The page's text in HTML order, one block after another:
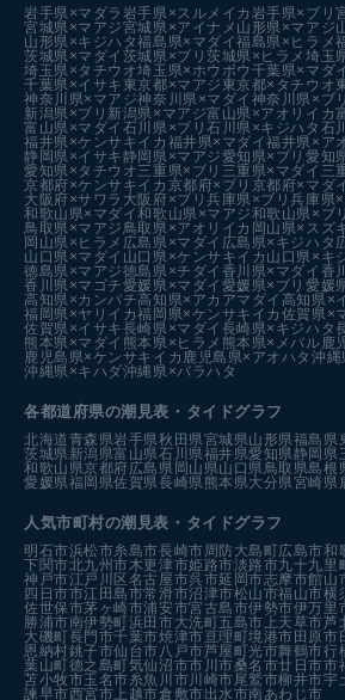
岩手県×マダラ 岩手県×スルメイカ 岩手県×ブリ
宮城県×マアジ宮城県×アイナメ 山形県×マアジ
山形県×キジハタ福島県×マダイ福島県×ヒラメ
茨城県×マダイ 茨城県×ブリ茨城県×ヒラメ埼玉
埼玉県×タチウオ埼玉県×ホウボウ 千葉県×マダ
千葉県×イサキ 東京都×マアジ 東京都×タチウオ
神奈川県×マアジ神奈川県×マダイ 神奈川県×ブリ
新潟県×ブリ 新潟県×マアジ富山県×アオリイカ
富山県×マダイ 石川県×ブリ石川県×キジハタ 石
福井県×ケンサキイカ 福井県×マダイ福井県×ア
静岡県×イサキ静岡県×マアジ愛知県×ブリ愛知
愛知県×タチウオ三重県×ブリ 三重県×マダイ 三
京都府×ケンサキイカ 京都府×ブリ 京都府×マダ
大阪府×サワラ 大阪府×ブリ兵庫県×ブリ兵庫県
和歌山県×マダイ和歌山県×マアジ和歌山県×ブリ
鳥取県×マアジ鳥取県×アオリイカ 岡山県×スズ
岡山県×ヒラメ 広島県×マダイ 広島県×キジハタ
山口県×マダイ 山口県×ケンサキイカ 山口県×キ
徳島県×マアジ徳島県×チダイ 香川県×マダイ 香
香川県×マゴチ愛媛県×マダイ 愛媛県×ブリ愛媛
高知県×カンパチ高知県×アカアマダイ 高知県×
福岡県×ヤリイカ福岡県×ケンサキイカ 佐賀県×
佐賀県×イサキ長崎県×マダイ 長崎県×キジハタ
熊本県×マダイ 熊本県×ヒラメ 熊本県×メバル鹿
鹿児島県×ケンサキイカ 鹿児島県×アオハタ沖縄
沖縄県×キハダ沖縄県×バラハタ
各都道府県の潮見表 ・タイドグラフ
北海道青森県岩手県秋田県宮城県山形県福島県
茨城県新潟県富山県石川県福井県愛知県静岡県
和歌山県京都府広島県岡山県山口県鳥取県島根
愛媛県福岡県佐賀県長崎県熊本県大分県宮崎県
人気市町村の潮見表・タイドグラフ
明石市浜松市糸島市長崎市周防大島町広島市和
下関市北九州市木更津市姫路市淡路市九十九里
神戸市江戸川区名古屋市呉市延岡市志摩市館山
四日市市江田島市常滑市沼津市松山市福山市横
佐世保市茅ヶ崎市浦安市宮古島市伊勢市伊万里
勝浦市南伊勢町浜田市大洗町五島市 上天草市芦
大磯町長門市千葉市焼津市亘理町境港市田原市
恩納村銚子市仙台市八戸市芦屋町光市舞鶴市行
葉山町徳之島町気仙沼市市川市桑名市廿日市市
苫小牧市玉名市糸魚川市川崎市尾鷲市柳井市宇
諫早市西宮市 上越市倉敷市出水市南あわじ市